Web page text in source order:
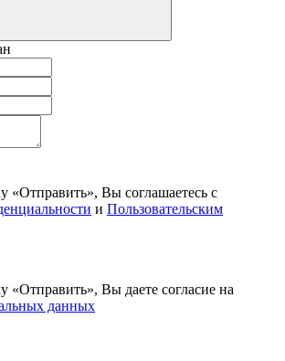
«Отправить», Вы соглашаетесь с
и Пользовательским
«Отправить», Вы даете согласие на
данных